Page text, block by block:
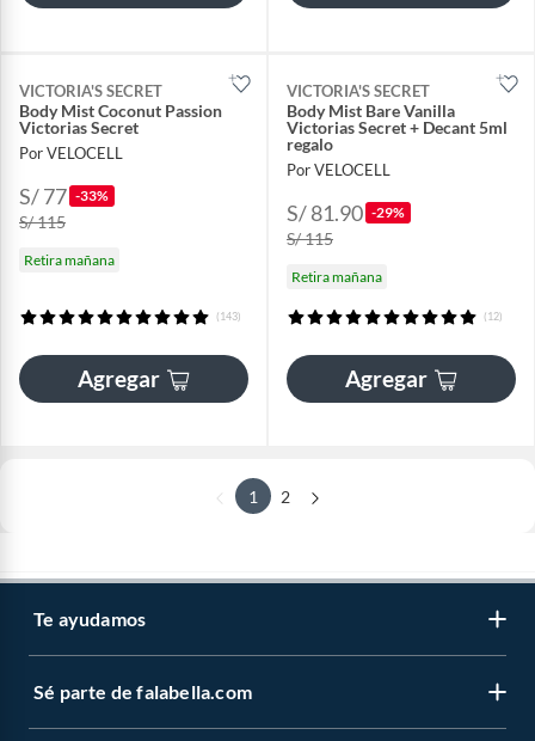
VICTORIA'S SECRET
Body Mist Coconut Passion
Victorias Secret
Por VELOCELL
S/ 77 -33%
S/ 115
Retira mañana
(143)
Agregar
VICTORIA'S SECRET
Body Mist Bare Vanilla
Victorias Secret + Decant 5ml
regalo
Por VELOCELL
S/ 81.90 -29%
S/ 115
Retira mañana
(12)
Agregar
1 2
Te ayudamos
Sé parte de falabella.com